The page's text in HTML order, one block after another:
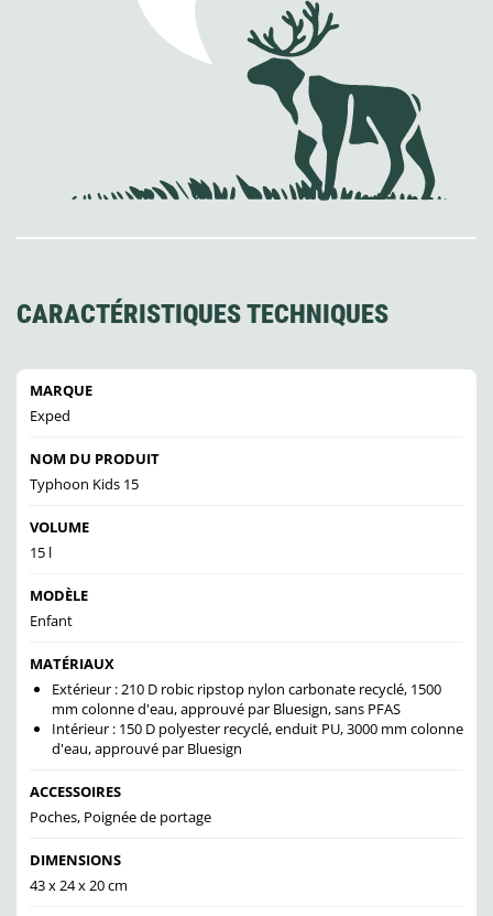
CARACTÉRISTIQUES TECHNIQUES
MARQUE
Exped
NOM DU PRODUIT
Typhoon Kids 15
VOLUME
15 l
MODÈLE
Enfant
MATÉRIAUX
Extérieur : 210 D robic ripstop nylon carbonate recyclé, 1500
mm colonne d'eau, approuvé par Bluesign, sans PFAS
Intérieur : 150 D polyester recyclé, enduit PU, 3000 mm colonne
d'eau, approuvé par Bluesign
ACCESSOIRES
Poches, Poignée de portage
DIMENSIONS
43 x 24 x 20 cm